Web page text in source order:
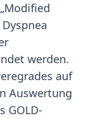
werden.
auf
Auswertung
GOLD-